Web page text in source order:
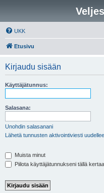
UKK
Etusivu
Kirjaudu sisään
Käyttäjätunnus:
Salasana:
Unohdin salasanani
Lähetä tunnusten aktivointiviesti
Muista minut
Piilota käyttäjätunnukseni tällä kertaa